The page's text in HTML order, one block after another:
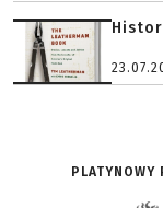
PLATYNOWY